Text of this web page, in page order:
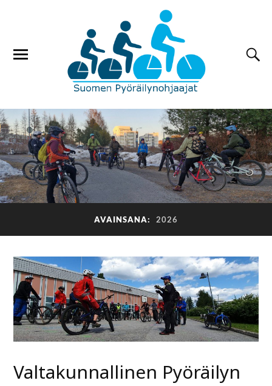
AVAINSANA: 2026
Valtakunnallinen Pyöräilyn